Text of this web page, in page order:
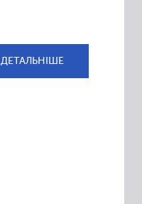
ДЕТАЛЬНІШЕ